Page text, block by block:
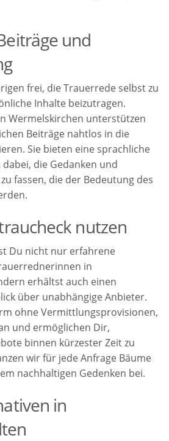
und
frei, die Trauerrede selbst zu
Inhalte beizutragen.
Wermelskirchen unterstützen
Beiträge nahtlos in die
Sie bieten eine sprachliche
die Gedanken und
fassen, die der Bedeutung des
nutzen
Du nicht nur erfahrene
in
erhältst auch einen
über unabhängige Anbieter.
ohne Vermittlungsprovisionen,
und ermöglichen Dir,
binnen kürzester Zeit zu
wir für jede Anfrage Bäume
nachhaltigen Gedenken bei.
in